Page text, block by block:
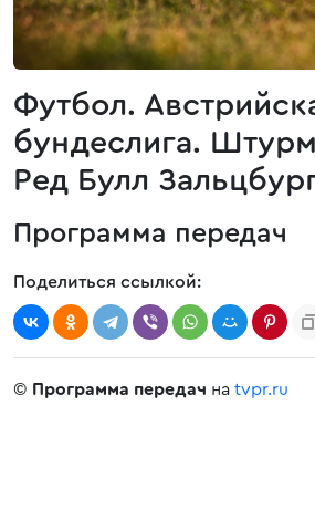
Футбол.
бундеслига.
Ред Булл
Программа передач
Поделиться ссылкой:
© Программа передач на tvpr.ru